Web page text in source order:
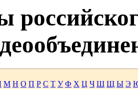
М Н О П Р С Т У Ф Х Ц Ч Ш Щ Ы Э